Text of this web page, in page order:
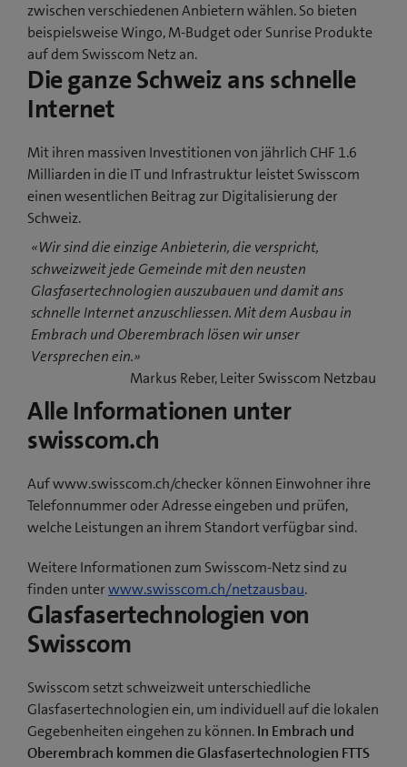
zwischen verschiedenen Anbietern wählen. So bieten
beispielsweise Wingo, M-Budget oder Sunrise Produkte
auf dem Swisscom Netz an.
Die ganze Schweiz ans schnelle
Internet
Mit ihren massiven Investitionen von jährlich CHF 1.6
Milliarden in die IT und Infrastruktur leistet Swisscom
einen wesentlichen Beitrag zur Digitalisierung der
Schweiz.
«Wir sind die einzige Anbieterin, die verspricht,
schweizweit jede Gemeinde mit den neusten
Glasfasertechnologien auszubauen und damit ans
schnelle Internet anzuschliessen. Mit dem Ausbau in
Embrach und Oberembrach lösen wir unser
Versprechen ein.»
Markus Reber, Leiter Swisscom Netzbau
Alle Informationen unter
swisscom.ch
Auf www.swisscom.ch/checker können Einwohner ihre
Telefonnummer oder Adresse eingeben und prüfen,
welche Leistungen an ihrem Standort verfügbar sind.
Weitere Informationen zum Swisscom-Netz sind zu
finden unterwww.swisscom.ch/netzausbau.
Glasfasertechnologien von
Swisscom
Swisscom setzt schweizweit unterschiedliche
Glasfasertechnologien ein, um individuell auf die lokalen
Gegebenheiten eingehen zu können.In Embrach und
Oberembrach kommen die Glasfasertechnologien FTTS